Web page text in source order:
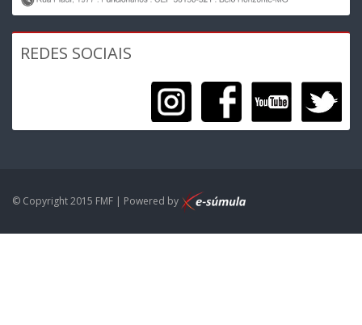
REDES SOCIAIS
© Copyright 2015 FMF | Powered by